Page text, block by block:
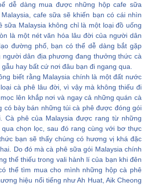
dễ dàng mua được những hộp cafe sữa
cafe sữa sẽ khiến bạn có cái nhìn
sữa Malaysia không chỉ là một loại đồ uống
là một nét văn hóa lâu đời của người dân
đường phố, bạn có thể dễ dàng bắt gặp
người dân địa phương đang thưởng thức cà
hay bất cứ nơi đâu bạn đi ngang qua.
biết rằng Malaysia chính là một đất nước
cà phê lâu đời, vì vậy mà không thiếu đi
lên khắp nơi và ngay cả những quán cà
có bày bán những túi cà phê được đóng gói
Cà phê của Malaysia được rang từ những
chọn lọc, sau đó rang cùng với bơ thực
bạn sẽ thấy chúng có hương vị khá đặc
Do đó mà cà phê sữa gói Malaysia chính
thể thiếu trong vali hành lí của bạn khi đên
thể tìm mua cho mình những hộp cà phê
hiệu nổi tiếng như Ah Huat, Aik Cheong